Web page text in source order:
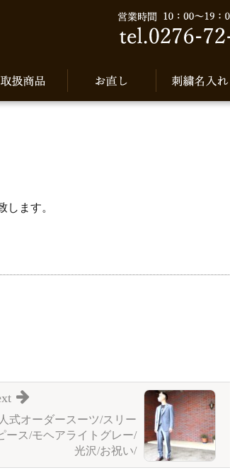
します。
式オーダースーツ/スリー
ース/モヘアライトグレー/
光沢/お祝い/